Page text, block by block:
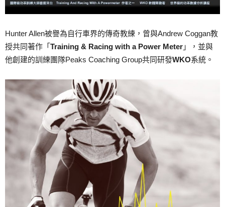
Hunter Allen被譽為自行車界的傳奇教練，曾與Andrew Coggan教
授共同著作「 Training & Racing with a Power Meter 」，並與
他創建的訓練團隊Peaks Coaching Group共同研發WKO系統。